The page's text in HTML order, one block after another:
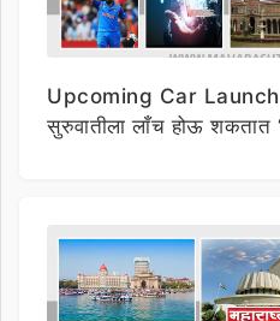
Upcoming Car Launch |
सुरुवातीला लाँच होऊ शकतात